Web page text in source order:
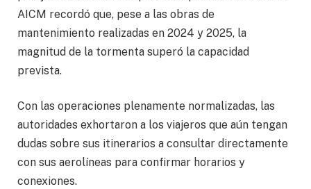
AICM recordó que, pese a las obras de
mantenimiento realizadas en 2024 y 2025, la
magnitud de la tormenta superó la capacidad
prevista.
Con las operaciones plenamente normalizadas, las
autoridades exhortaron a los viajeros que aún tengan
dudas sobre sus itinerarios a consultar directamente
con sus aerolíneas para confirmar horarios y
conexiones.